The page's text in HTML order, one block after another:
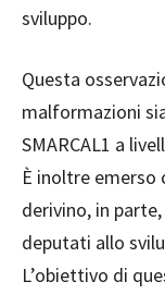
sviluppo.
Questa
malformazioni
SMARCAL1 a
È inoltre
derivino, in
deputati allo
L’obiettivo di